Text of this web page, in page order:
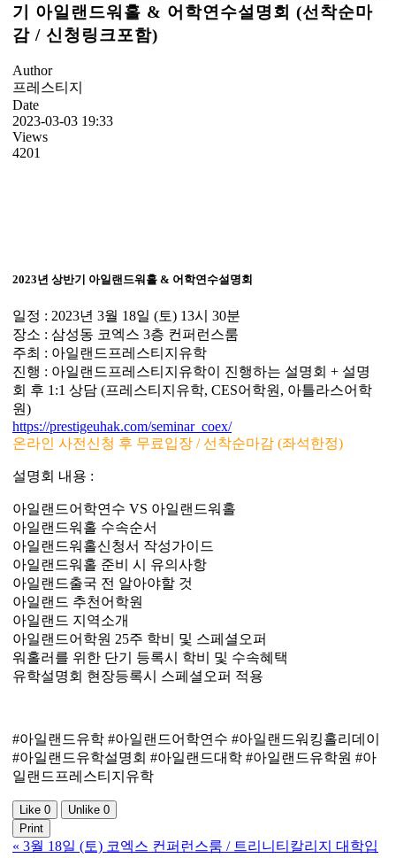
기 아일랜드워홀 & 어학연수설명회 (선착순마
감 / 신청링크포함)
Author
프레스티지
Date
2023-03-03 19:33
Views
4201
2023년 상반기 아일랜드워홀 & 어학연수설명회
일정 : 2023년 3월 18일 (토) 13시 30분
장소 : 삼성동 코엑스 3층 컨퍼런스룸
주최 : 아일랜드프레스티지유학
진행 : 아일랜드프레스티지유학이 진행하는 설명회 + 설명
회 후 1:1 상담 (프레스티지유학, CES어학원, 아틀라스어학
원)
https://prestigeuhak.com/seminar_coex/
온라인 사전신청 후 무료입장 / 선착순마감 (좌석한정)
설명회 내용 :
아일랜드어학연수 VS 아일랜드워홀
아일랜드워홀 수속순서
아일랜드워홀신청서 작성가이드
아일랜드워홀 준비 시 유의사항
아일랜드출국 전 알아야할 것
아일랜드 추천어학원
아일랜드 지역소개
아일랜드어학원 25주 학비 및 스페셜오퍼
워홀러를 위한 단기 등록시 학비 및 수속혜택
유학설명회 현장등록시 스페셜오퍼 적용
#아일랜드유학 #아일랜드어학연수 #아일랜드워킹홀리데이
#아일랜드유학설명회 #아일랜드대학 #아일랜드유학원 #아
일랜드프레스티지유학
Like 0 Unlike 0
Print
« 3월 18일 (토) 코엑스 컨퍼런스룸 / 트리니티칼리지 대학입